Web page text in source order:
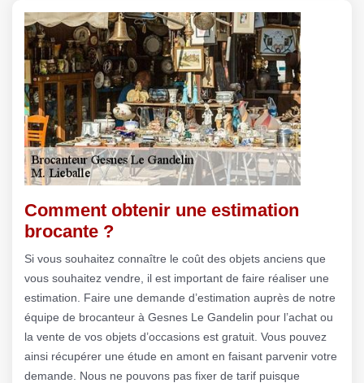
Comment obtenir une estimation
brocante ?
Si vous souhaitez connaître le coût des objets anciens que
vous souhaitez vendre, il est important de faire réaliser une
estimation. Faire une demande d’estimation auprès de notre
équipe de brocanteur à Gesnes Le Gandelin pour l’achat ou
la vente de vos objets d’occasions est gratuit. Vous pouvez
ainsi récupérer une étude en amont en faisant parvenir votre
demande. Nous ne pouvons pas fixer de tarif puisque